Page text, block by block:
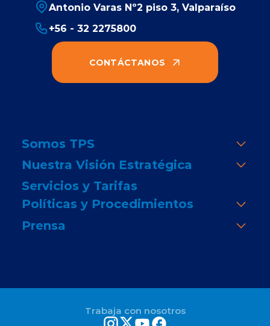
Antonio Varas Nº2 piso 3, Valparaíso
+56 - 32 2275800
CONTÁCTANOS
Somos TPS
Nuestra Visión Estratégica
Servicios y Tarifas
Políticas y Procedimientos
Prensa
Trabaja con nosotros